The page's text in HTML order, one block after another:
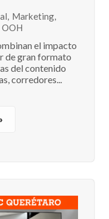
, Marketing,
OOH
el impacto
de gran formato
del contenido
corredores...